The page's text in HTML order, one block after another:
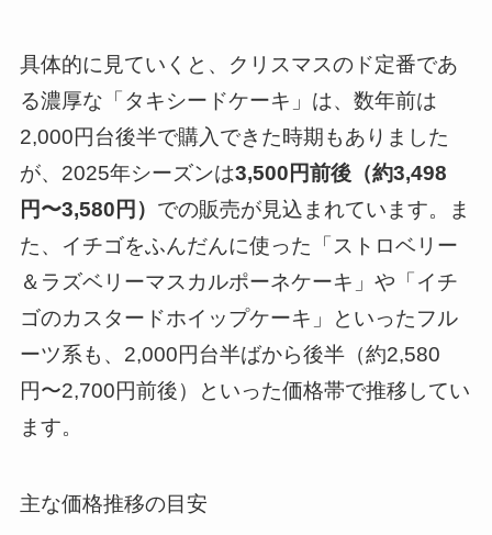
具体的に見ていくと、クリスマスのド定番であ
る濃厚な「タキシードケーキ」は、数年前は
2,000円台後半で購入できた時期もありました
が、2025年シーズンは3,500円前後（約3,498
円〜3,580円） での販売が見込まれています。ま
た、イチゴをふんだんに使った「ストロベリー
＆ラズベリーマスカルポーネケーキ」や「イチ
ゴのカスタードホイップケーキ」といったフル
ーツ系も、2,000円台半ばから後半（約2,580
円〜2,700円前後）といった価格帯で推移してい
ます。
主な価格推移の目安